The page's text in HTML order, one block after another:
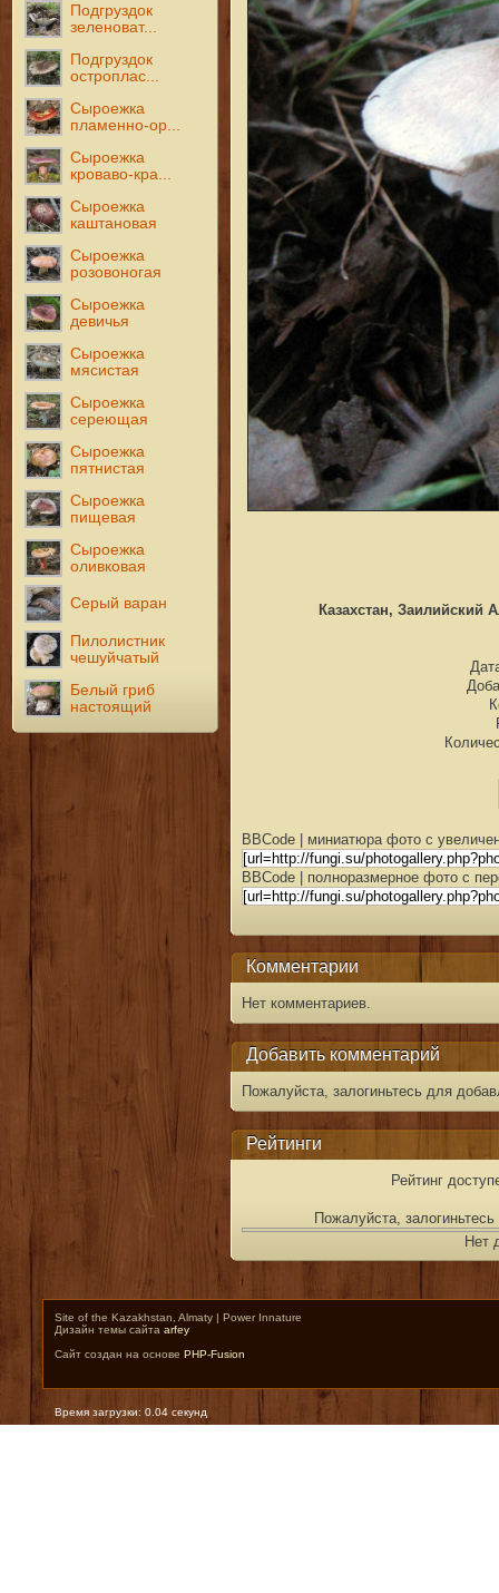
Подгруздок
зеленоват...
Подгруздок
остроплас...
Сыроежка
пламенно-ор...
Сыроежка
кроваво-кра...
Сыроежка
каштановая
Сыроежка
розовоногая
Сыроежка
девичья
Сыроежка
мясистая
Сыроежка
сереющая
Сыроежка
пятнистая
Сыроежка
пищевая
Сыроежка
оливковая
Серый варан
Пилолистник
чешуйчатый
Белый гриб
настоящий
Казахстан, Заилийский
BBCode | миниатюра фото с
BBCode | полноразмерное фото с
Комментарии
Нет комментариев.
Добавить комментарий
Пожалуйста, залогиньтесь для
Рейтинги
Рейтинг
Пожалуйста,
Нет
Site of the Kazakhstan, Almaty | Power Innature
Дизайн темы сайта arfey
Сайт создан на основе PHP-Fusion
Время загрузки: 0.04 секунд